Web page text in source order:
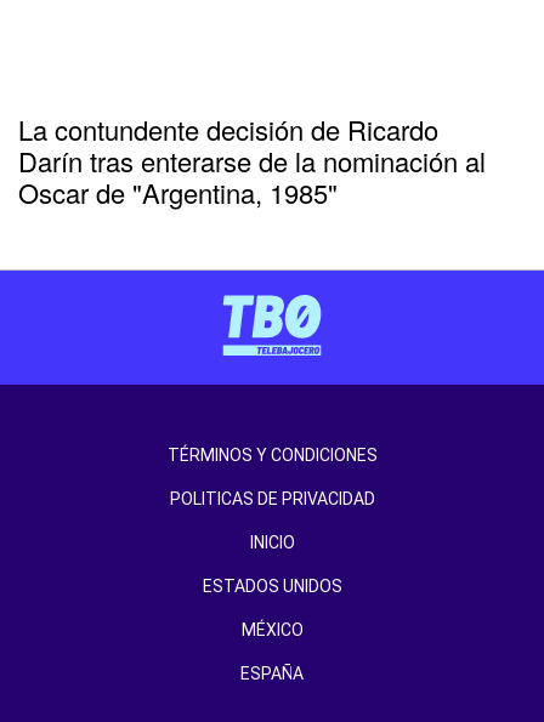
La contundente decisión de Ricardo
Darín tras enterarse de la nominación al
Oscar de "Argentina, 1985"
TÉRMINOS Y CONDICIONES
POLITICAS DE PRIVACIDAD
INICIO
ESTADOS UNIDOS
MÉXICO
ESPAÑA